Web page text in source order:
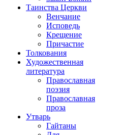
Таинства Церкви
Венчание
Исповедь
Крещение
Причастие
Толкования
Художественная
литература
Православная
поэзия
Православная
проза
Утварь
Гайтаны